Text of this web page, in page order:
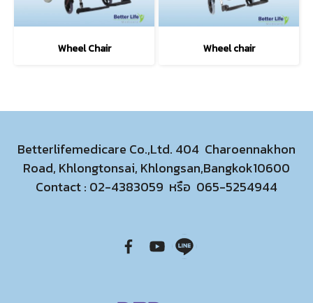
Wheel Chair Wheel chair
Betterlifemedicare Co.,Ltd. 404 Charoennakhon
Road, Khlongtonsai, Khlongsan,Bangkok10600
Contact : 02-4383059 หรือ 065-5254944